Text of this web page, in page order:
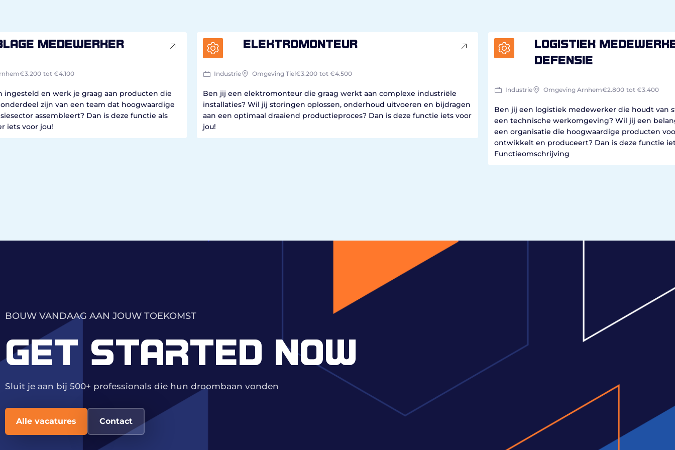
medewerker
€3.200 tot €4.100
ingesteld en werk je graag aan producten die
zijn van een team dat hoogwaardige
assembleert? Dan is deze functie als
iets voor jou!
Elektromonteur
Industrie Omgeving Tiel€3.200 tot €4.500
Ben jij een elektromonteur die graag werkt aan complexe industriële
installaties? Wil jij storingen oplossen, onderhoud uitvoeren en bijdragen
aan een optimaal draaiend productieproces? Dan is deze functie iets voor
jou!
Logistiek
defensie
Industrie Omgeving Arnhem€2.800 tot €3.400
Ben jij een logistiek medewerker die houdt van
een technische werkomgeving? Wil jij een
een organisatie die hoogwaardige producten
ontwikkelt en produceert? Dan is deze functie
Functieomschrijving
BOUW VANDAAG AAN JOUW TOEKOMST
GET STARTED NOW
Sluit je aan bij 500+ professionals die hun droombaan vonden
Alle vacatures Contact